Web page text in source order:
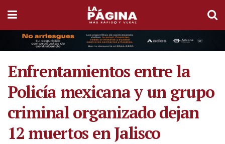
Enfrentamientos entre la
Policía mexicana y un grupo
criminal organizado dejan
12 muertos en Jalisco